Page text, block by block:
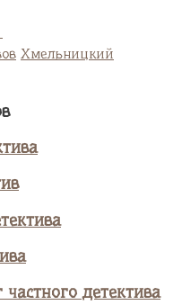
Хмельницкий
детектива